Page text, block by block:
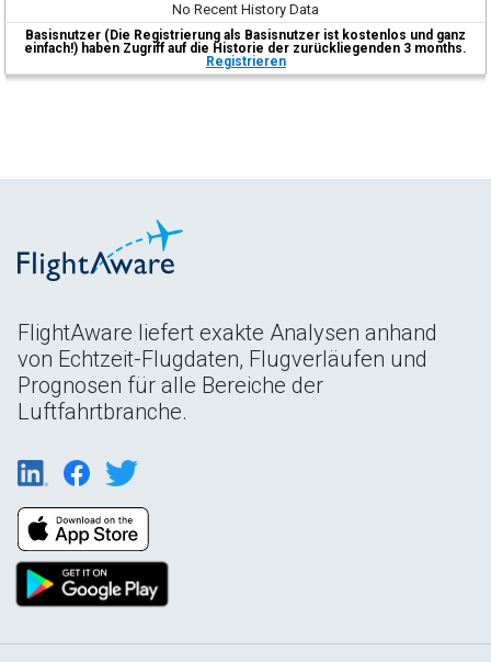
No Recent History Data
Basisnutzer (Die Registrierung als Basisnutzer ist kostenlos und ganz
einfach!) haben Zugriff auf die Historie der zurückliegenden 3 months.
Registrieren
FlightAware liefert exakte Analysen anhand
von Echtzeit-Flugdaten, Flugverläufen und
Prognosen für alle Bereiche der
Luftfahrtbranche.